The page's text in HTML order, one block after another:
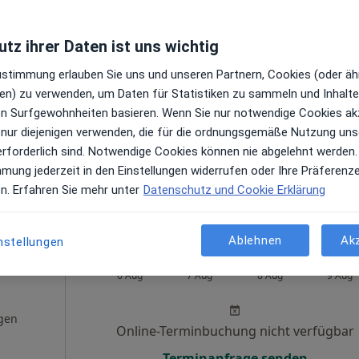
M2-Praxis im Merkurhaus Dres. Kevin Dauter Friederike Dauter
Online-Terminbuchung nicht verfügbar
Terminanfrage senden
6 Aug
Morgen
7 Aug
Sa,
8 Aug
So,
9 Aug
Online-Terminbuchung nicht verfügbar
ihrer Daten ist uns wichtig
erlauben Sie uns und unseren Partnern, Cookies (oder
zu verwenden, um Daten für Statistiken zu sammeln und
Surfgewohnheiten basieren. Wenn Sie nur notwendige Cookies
diejenigen verwenden, die für die ordnungsgemäße Nutzung
sind. Notwendige Cookies können nie abgelehnt werden.
jederzeit in den Einstellungen widerrufen oder Ihre
Erfahren Sie mehr unter Datenschutz und Cookie Erklärung
Ablehnen